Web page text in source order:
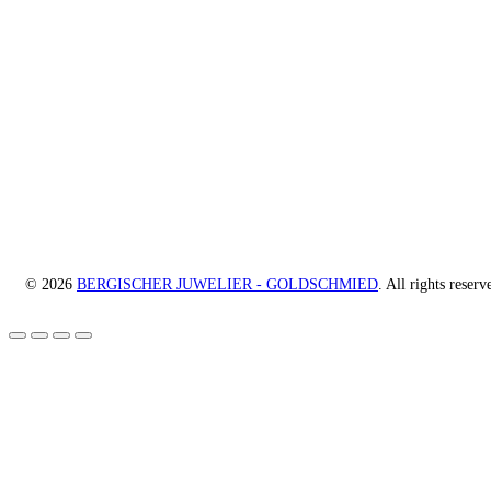
© 2026 BERGISCHER JUWELIER - GOLDSCHMIED. All rights